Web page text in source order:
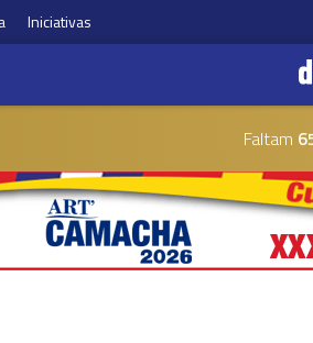
Iniciativas
Faltam